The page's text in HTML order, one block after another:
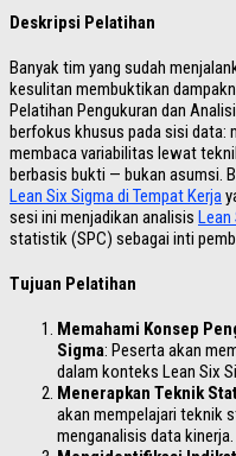
Deskripsi Pelatihan
Banyak tim yang sudah
kesulitan membuktikan
Pelatihan Pengukuran dan
berfokus khusus pada sisi data:
membaca variabilitas lewat
berbasis bukti — bukan asumsi.
Lean Six Sigma di Tempat Kerja
sesi ini menjadikan analisis Lean
statistik (SPC) sebagai inti
Tujuan Pelatihan
Memahami Konsep
Sigma: Peserta akan
dalam konteks Lean Six
Menerapkan Teknik
akan mempelajari teknik
menganalisis data kinerja.